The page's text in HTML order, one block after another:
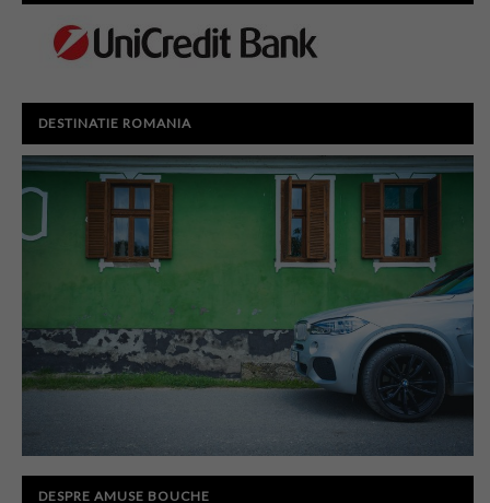
DESTINATIE ROMANIA
DESPRE AMUSE BOUCHE